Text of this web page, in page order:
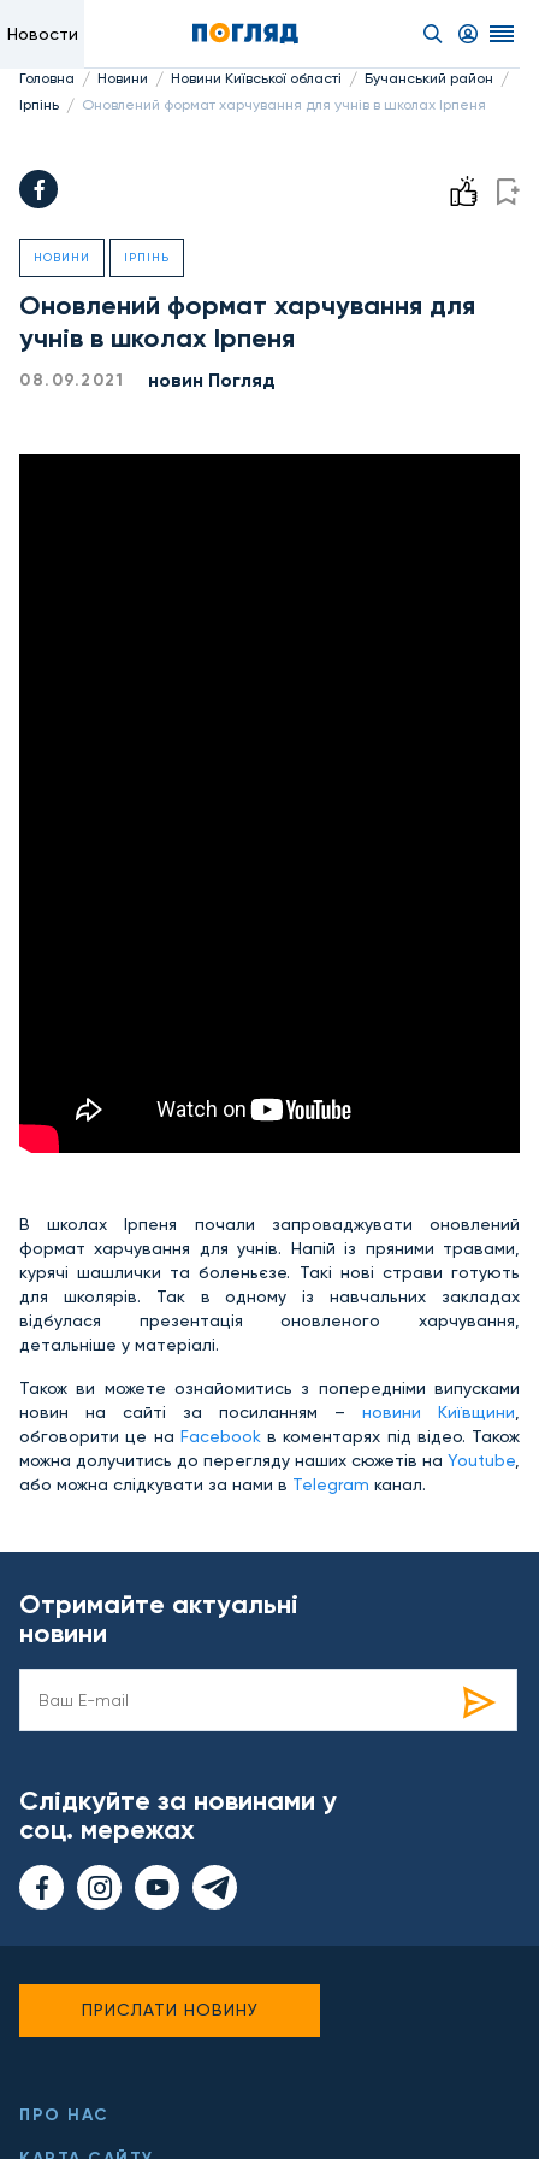
Новости
Головна / Новини / Новини Київської області / Бучанський район /
Ірпінь / Оновлений формат харчування для учнів в школах Ірпеня
НОВИНИ ІРПІНЬ
Оновлений формат харчування для
учнів в школах Ірпеня
08.09.2021 новин Погляд
В школах Ірпеня почали запроваджувати оновлений
формат харчування для учнів. Напій із пряними травами,
курячі шашлички та боленьєзе. Такі нові страви готують
для школярів. Так в одному із навчальних закладах
відбулася презентація оновленого харчування,
детальніше у матеріалі.
Також ви можете ознайомитись з попередніми випусками
новин на сайті за посиланням – новини Київщини
обговорити це на Facebookв коментарях під відео. Також
можна долучитись до перегляду наших сюжетів на Youtube
або можна слідкувати за нами в Telegram канал.
Отримайте актуальні
новини
Слідкуйте за новинами у
соц. мережах
ПРО НАС
ПРИСЛАТИ НОВИНУ